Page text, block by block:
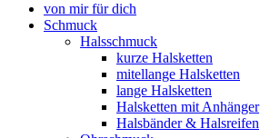
von mir für dich
Schmuck
Halsschmuck
kurze Halsketten
mitellange Halsketten
lange Halsketten
Halsketten mit Anhänger
Halsbänder & Halsreifen